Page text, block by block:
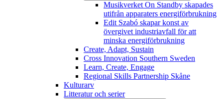
Musikverket On Standby skapades
utifrån apparaters energiförbrukning
Edit Szabó skapar konst av
övergivet industriavfall för att
minska energiförbrukning
Create, Adapt, Sustain
Cross Innovation Southern Sweden
Learn, Create, Engage
Regional Skills Partnership Skåne
Kulturarv
Litteratur och serier